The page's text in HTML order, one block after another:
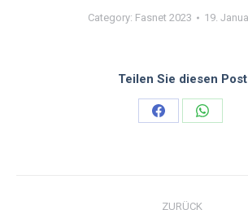
Category: Fasnet 2023 19.
Teilen Sie diesen Post
Share
Share
ZURÜCK